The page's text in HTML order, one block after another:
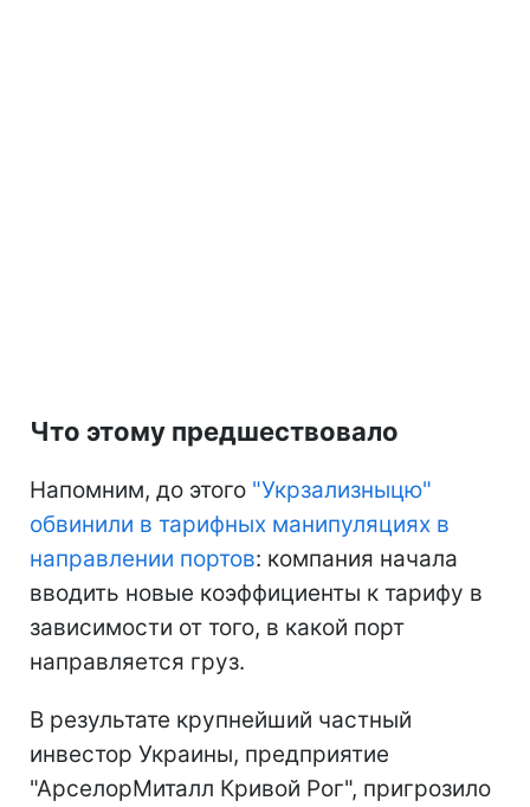
Что этому предшествовало
Напомним, до этого "Укрзализныцю"
обвинили в тарифных манипуляциях в
направлении портов: компания начала
вводить новые коэффициенты к тарифу в
зависимости от того, в какой порт
направляется груз.
В результате крупнейший частный
инвестор Украины, предприятие
"АрселорМиталл Кривой Рог", пригрозило